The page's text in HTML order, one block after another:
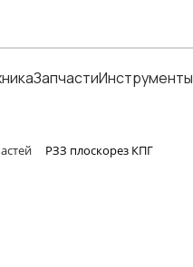
ЗапчастиИнструменты
РЗЗ плоскорез КПГ